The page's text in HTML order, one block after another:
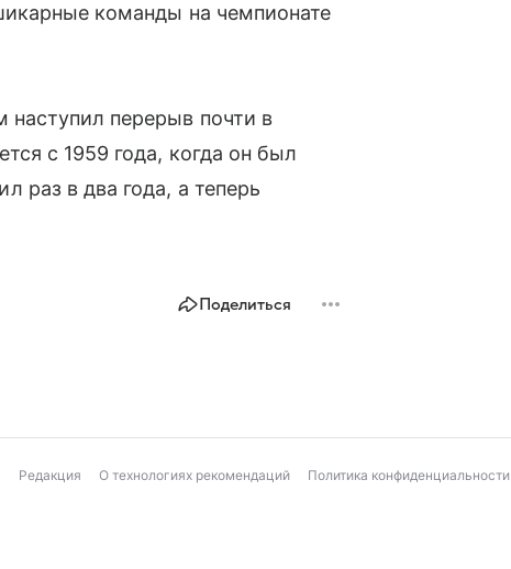
команды на чемпионате
перерыв почти в
с 1959 года, когда он был
раз в два года, а теперь
Поделиться
Редакция О технологиях рекомендаций Политика конфиденциальности